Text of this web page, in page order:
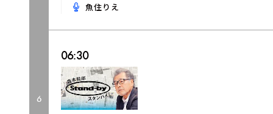
6
魚住りえ
06:30